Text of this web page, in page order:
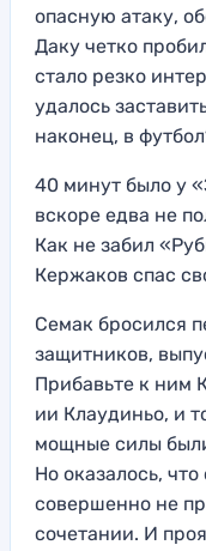
опасную атаку,
Даку четко
стало резко
удалось
наконец, в
40 минут было у
вскоре едва не
Как не забил
Кержаков спас
Семак бросился
защитников,
Прибавьте к ним
ии Клаудиньо, и
мощные силы
Но оказалось,
совершенно не
сочетании. И